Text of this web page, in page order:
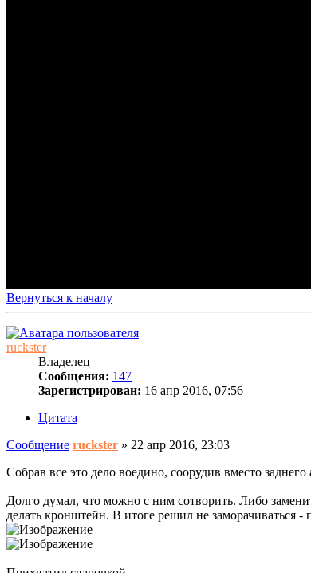
Вернуться к началу
ruckster
Владелец
Сообщения: 147
Зарегистрирован: 16 апр 2016, 07:56
Цитата
Сообщение ruckster » 22 апр 2016, 23:03
Собрав все это дело воедино, соорудив вместо
Долго думал, что можно с ним сотворить. Либо
делать кронштейн. В итоге решил не заморачиваться